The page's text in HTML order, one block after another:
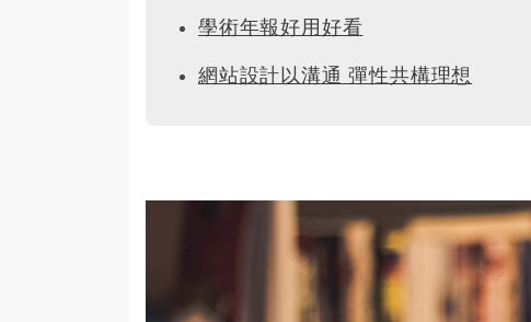
學術年報好用好看
網站設計以溝通 彈性共構理想